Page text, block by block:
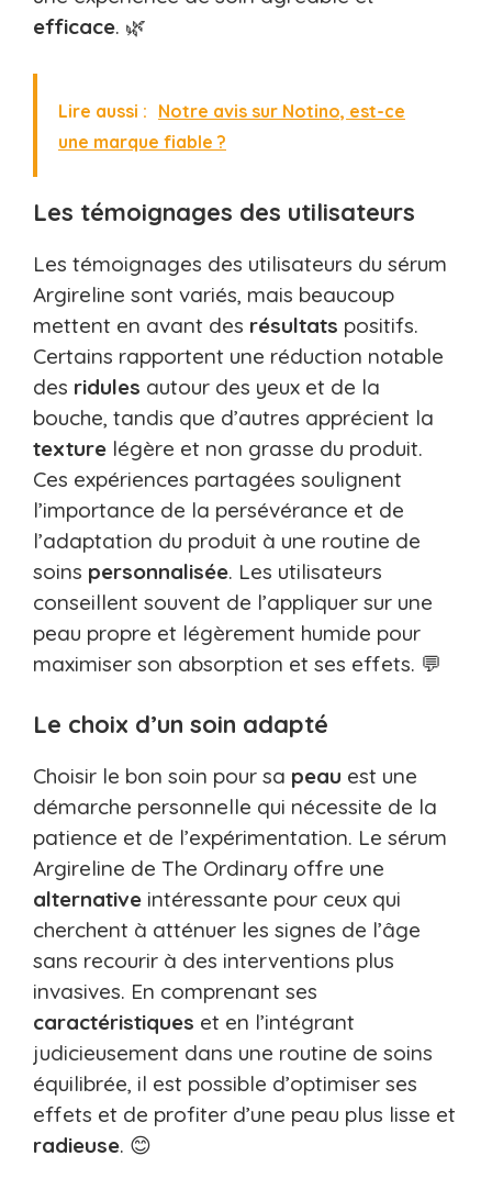
efficace. 🌿
Lire aussi : Notre avis sur Notino, est-ce
une marque fiable ?
Les témoignages des utilisateurs
Les témoignages des utilisateurs du sérum
Argireline sont variés, mais beaucoup
mettent en avant des résultats positifs.
Certains rapportent une réduction notable
des ridules autour des yeux et de la
bouche, tandis que d’autres apprécient la
texture légère et non grasse du produit.
Ces expériences partagées soulignent
l’importance de la persévérance et de
l’adaptation du produit à une routine de
soins personnalisée. Les utilisateurs
conseillent souvent de l’appliquer sur une
peau propre et légèrement humide pour
maximiser son absorption et ses effets. 💬
Le choix d’un soin adapté
Choisir le bon soin pour sa peau est une
démarche personnelle qui nécessite de la
patience et de l’expérimentation. Le sérum
Argireline de The Ordinary offre une
alternative intéressante pour ceux qui
cherchent à atténuer les signes de l’âge
sans recourir à des interventions plus
invasives. En comprenant ses
caractéristiques et en l’intégrant
judicieusement dans une routine de soins
équilibrée, il est possible d’optimiser ses
effets et de profiter d’une peau plus lisse et
radieuse. 😊